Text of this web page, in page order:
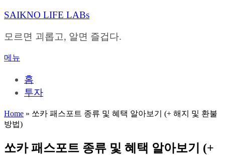
내
으
바
SAIKNO LIFE LABs
모르면 괴롭고, 알면 즐겁다.
메뉴
홈
투자
Home » 쏘카 패스포트 종류 및 혜택 알아보기 (+ 해지 및 환불
방법)
쏘카 패스포트 종류 및 혜택 알아보기 (+